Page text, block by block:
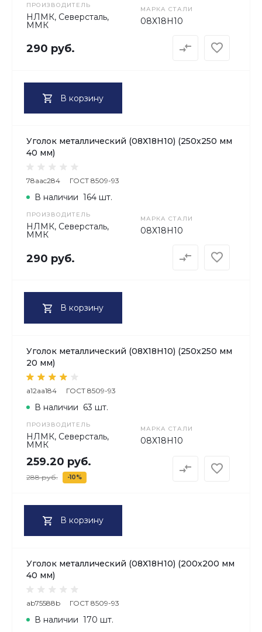
ПРОИЗВОДИТЕЛЬ
НЛМК, Северсталь,
ММК
МАРКА СТАЛИ
08Х18H10
290 руб.
В корзину
Уголок металлический (08Х18H10) (250х250 мм
40 мм)
78aac284 ГОСТ 8509-93
ПРОИЗВОДИТЕЛЬ
НЛМК, Северсталь,
ММК
МАРКА СТАЛИ
08Х18H10
В наличии 164 шт.
290 руб.
В корзину
Уголок металлический (08Х18H10) (250х250 мм
20 мм)
a12aa184 ГОСТ 8509-93
ПРОИЗВОДИТЕЛЬ
НЛМК, Северсталь,
ММК
МАРКА СТАЛИ
08Х18H10
В наличии 63 шт.
259.20 руб.
288 руб. -10%
В корзину
Уголок металлический (08Х18H10) (200х200 мм
40 мм)
ab75588b ГОСТ 8509-93
В наличии 170 шт.